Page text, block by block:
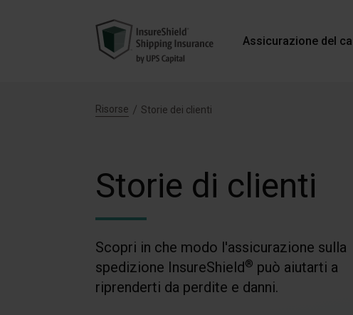
Assicurazione del
Risorse Storie dei clienti
Storie di clienti
Scopri in che modo l'assicurazione sulla
spedizione InsureShield® può aiutarti a
riprenderti da perdite e danni.